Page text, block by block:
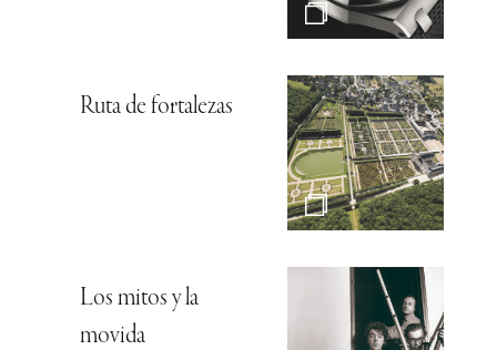
Ruta de fortalezas
Los mitos y la
movida